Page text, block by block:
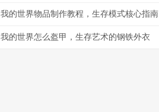
我的世界物品制作教程，生存模式核心指南
我的世界怎么盔甲，生存艺术的钢铁外衣